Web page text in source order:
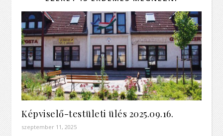
Képviselő-testületi ülés 2025.09.16.
szeptember 11, 2025